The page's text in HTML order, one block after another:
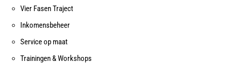
Vier Fasen Traject
Inkomensbeheer
Service op maat
Trainingen & Workshops